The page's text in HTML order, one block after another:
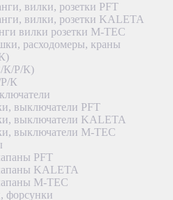
вилки, розетки PFT
вилки, розетки KALETA
вилки розетки M-TEC
расходомеры, краны
К/Р/К)
К
выключатели PFT
выключатели KALETA
выключатели M-TEC
PFT
KALETA
M-TEC
форсунки